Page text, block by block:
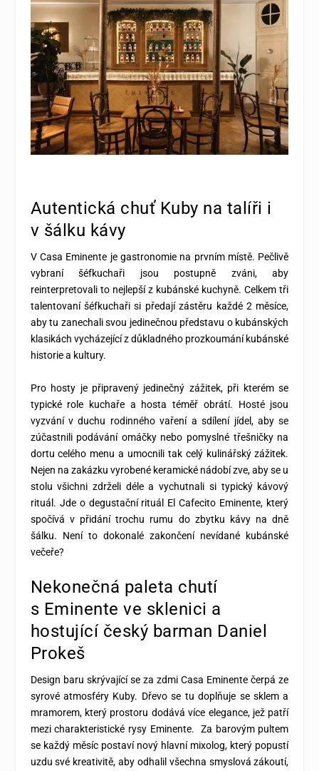
Autentická chuť Kuby na talíři i
v šálku kávy
V Casa Eminente je gastronomie na prvním místě. Pečlivě
vybraní šéfkuchaři jsou postupně zváni, aby
reinterpretovali to nejlepší z kubánské kuchyně. Celkem tři
talentovaní šéfkuchaři si předají zástěru každé 2 měsíce,
aby tu zanechali svou jedinečnou představu o kubánských
klasikách vycházející z důkladného prozkoumání kubánské
historie a kultury.
Pro hosty je připravený jedinečný zážitek, při kterém se
typické role kuchaře a hosta téměř obrátí. Hosté jsou
vyzvání v duchu rodinného vaření a sdílení jídel, aby se
zúčastnili podávání omáčky nebo pomyslné třešničky na
dortu celého menu a umocnili tak celý kulinářský zážitek.
Nejen na zakázku vyrobené keramické nádobí zve, aby se u
stolu všichni zdrželi déle a vychutnali si typický kávový
rituál. Jde o degustační rituál El Cafecito Eminente, který
spočívá v přidání trochu rumu do zbytku kávy na dně
šálku. Není to dokonalé zakončení nevídané kubánské
večeře?
Nekonečná paleta chutí
s Eminente ve sklenici a
hostující český barman Daniel
Prokeš
Design baru skrývající se za zdmi Casa Eminente čerpá ze
syrové atmosféry Kuby. Dřevo se tu doplňuje se sklem a
mramorem, který prostoru dodává více elegance, jež patří
mezi charakteristické rysy Eminente. Za barovým pultem
se každý měsíc postaví nový hlavní mixolog, který popustí
uzdu své kreativitě, aby odhalil všechna smyslová zákoutí,